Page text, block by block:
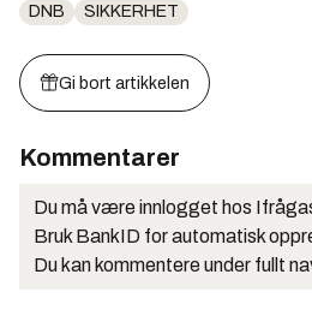
DNB SIKKERHET
Gi bort artikkelen
Kommentarer
Du må være innlogget hos
Bruk BankID for automatisk
Du kan kommentere under fullt